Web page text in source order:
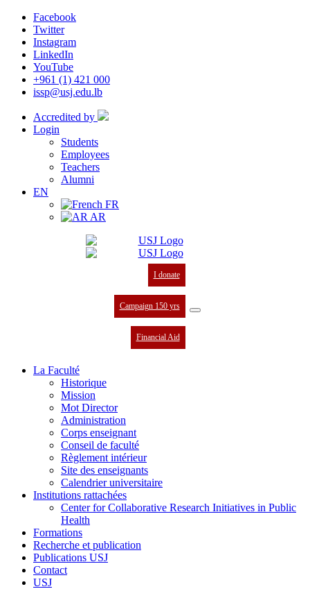
Facebook
Twitter
Instagram
LinkedIn
YouTube
+961 (1) 421 000
issp@usj.edu.lb
Accredited by
Login
Students
Employees
Teachers
Alumni
EN
FR
AR
I donate
Campaign 150 yrs
Financial Aid
La Faculté
Historique
Mission
Mot Director
Administration
Corps enseignant
Conseil de faculté
Règlement intérieur
Site des enseignants
Calendrier universitaire
Institutions rattachées
Center for Collaborative Research Initiatives in Public
Health
Formations
Recherche et publication
Publications USJ
Contact
USJ